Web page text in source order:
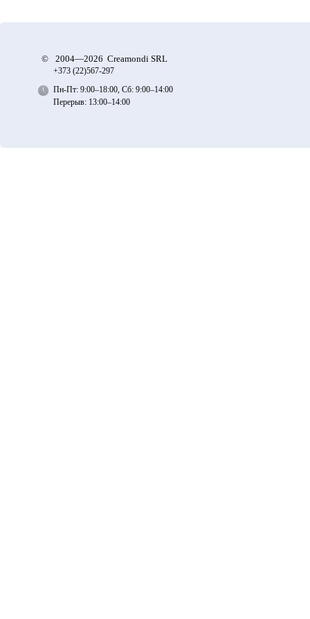
© 2004—2026 Creamondi SRL
+373 (22)567-297
Пн-Пт: 9:00–18:00, Сб: 9:00–14:00
Перерыв: 13:00–14:00